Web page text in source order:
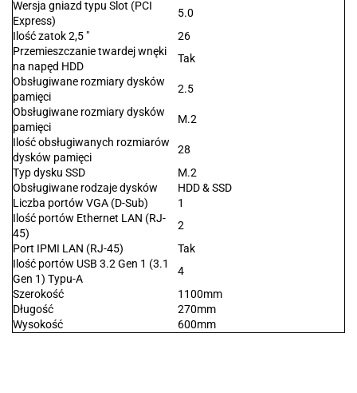
Wersja gniazd typu Slot (PCI
Express)
5.0
Ilość zatok 2,5 "
26
Przemieszczanie twardej wnęki
na napęd HDD
Tak
Obsługiwane rozmiary dysków
pamięci
2.5
Obsługiwane rozmiary dysków
pamięci
M.2
Ilość obsługiwanych rozmiarów
dysków pamięci
28
Typ dysku SSD
M.2
Obsługiwane rodzaje dysków
HDD & SSD
Liczba portów VGA (D-Sub)
1
Ilość portów Ethernet LAN (RJ-
45)
2
Port IPMI LAN (RJ-45)
Tak
Ilość portów USB 3.2 Gen 1 (3.1
Gen 1) Typu-A
4
Szerokość
1100mm
Długość
270mm
Wysokość
600mm